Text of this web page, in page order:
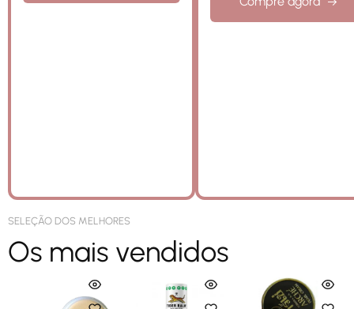
SELEÇÃO DOS MELHORES
Os mais vendidos